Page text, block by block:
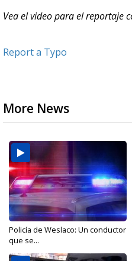
Vea el video para el reportaje
Report a Typo
More News
Policía de Weslaco: Un conductor
que se...